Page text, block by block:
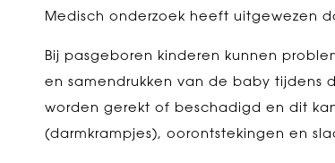
Medisch onderzoek heeft uitgewezen
Bij pasgeboren kinderen kunnen
en samendrukken van de baby tijdens
worden gerekt of beschadigd en dit
(darmkrampjes), oorontstekingen en